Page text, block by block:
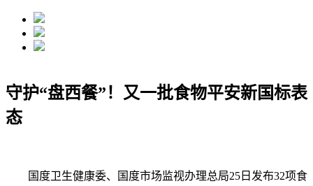
守护“盘西餐”！又一批食物平安新国标表
态
国度卫生健康委、国度市场监视办理总局25日发布32项食